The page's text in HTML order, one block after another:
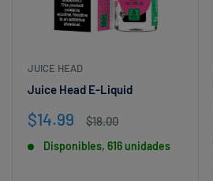
Suscribir
JUICE HEAD
Juice Head E-Liquid
Precio
venta
$14.99
Precio
$18.00
Disponibles, 616 unidades